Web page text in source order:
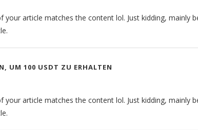
your article matches the content lol. Just kidding, mainly
UM 100 USDT ZU ERHALTEN
your article matches the content lol. Just kidding, mainly